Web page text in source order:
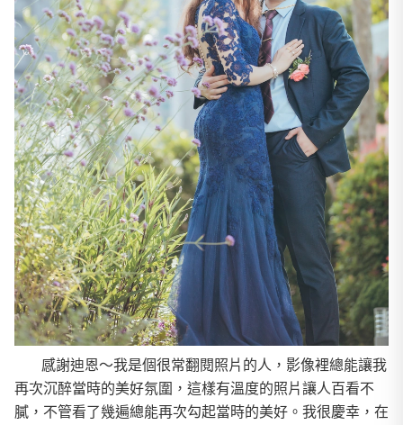
感謝迪恩～我是個很常翻閱照片的人，影像裡總能讓我
再次沉醉當時的美好氛圍，這樣有溫度的照片讓人百看不
膩，不管看了幾遍總能再次勾起當時的美好。我很慶幸，在